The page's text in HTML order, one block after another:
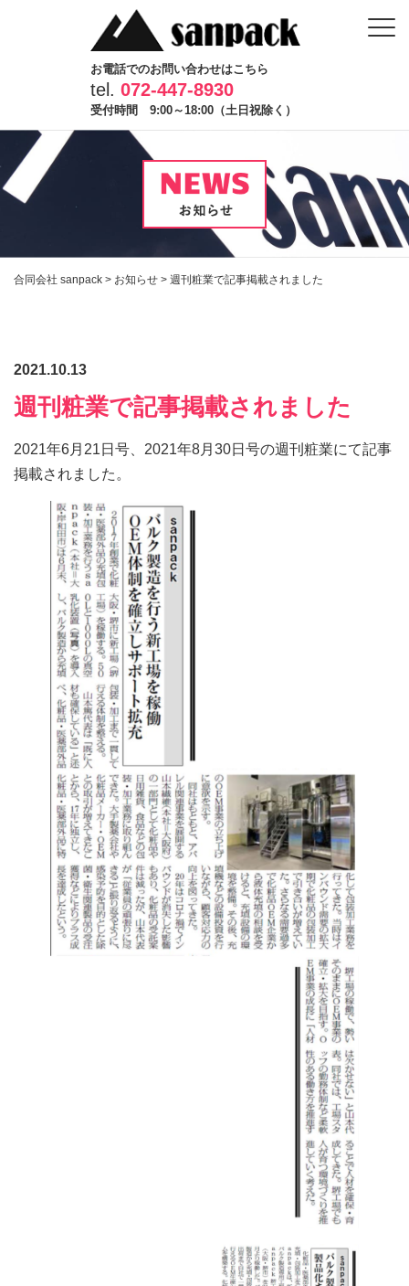
お電話でのお問い合わせはこちら
tel. 072-447-8930
受付時間 9:00～18:00（土日祝除く）
合同会社 sanpack > お知らせ > 週刊粧業で記事掲載されました
2021.10.13
週刊粧業で記事掲載されました
2021年6月21日号、2021年8月30日号の週刊粧業にて記事
掲載されました。